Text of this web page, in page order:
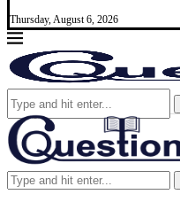
Thursday, August 6, 2026